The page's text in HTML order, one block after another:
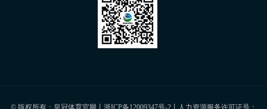
© 版权所有：皇冠体育官网丨 浙ICP备12009347号-2丨人力资源服务许可证号：